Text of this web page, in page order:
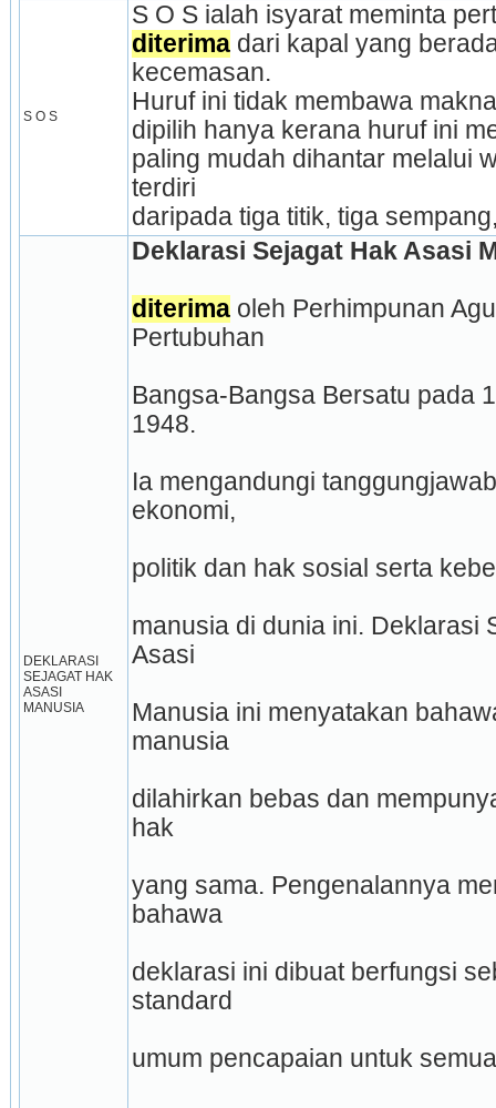
S O S
S O S ialah isyarat meminta
diterima dari kapal yang
kecemasan.
Huruf ini tidak membawa
dipilih hanya kerana huruf ini
paling mudah dihantar melalui
terdiri
daripada tiga titik, tiga
DEKLARASI
SEJAGAT HAK
ASASI
MANUSIA
Deklarasi Sejagat Hak Asasi
diterima oleh Perhimpunan
Pertubuhan
Bangsa-Bangsa Bersatu pada
1948.
Ia mengandungi
ekonomi,
politik dan hak sosial serta
manusia di dunia ini. Deklarasi
Asasi
Manusia ini menyatakan
manusia
dilahirkan bebas dan
hak
yang sama. Pengenalannya
bahawa
deklarasi ini dibuat berfungsi
standard
umum pencapaian untuk